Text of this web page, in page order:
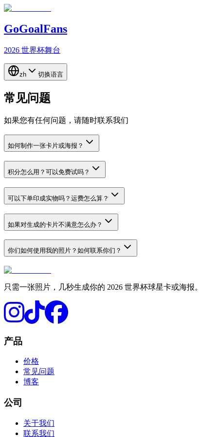
GoGoalFans
2026 世界杯舞台
zh 切换语言
常见问题
如果您有任何问题，请随时联系我们
如何制作一张卡片或海报？
积分怎么用？可以免费试吗？
可以下单印成实物吗？运费怎么算？
如果对生成的卡片不满意怎么办？
你们如何使用我的照片？如何联系你们？
只需一张照片，几秒生成你的 2026 世界杯球星卡或海报。
产品
价格
常见问题
博客
公司
关于我们
联系我们